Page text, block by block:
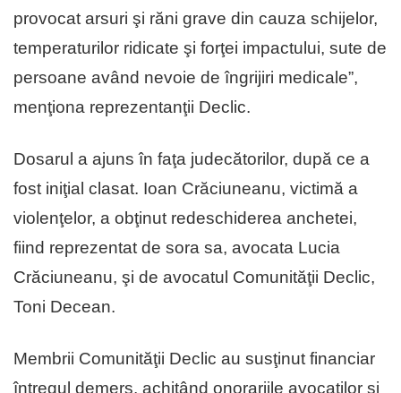
provocat arsuri şi răni grave din cauza schijelor,
temperaturilor ridicate şi forţei impactului, sute de
persoane având nevoie de îngrijiri medicale”,
menţiona reprezentanţii Declic.
Dosarul a ajuns în faţa judecătorilor, după ce a
fost iniţial clasat. Ioan Crăciuneanu, victimă a
violenţelor, a obţinut redeschiderea anchetei,
fiind reprezentat de sora sa, avocata Lucia
Crăciuneanu, şi de avocatul Comunităţii Declic,
Toni Decean.
Membrii Comunităţii Declic au susţinut financiar
întregul demers, achitând onorariile avocaţilor şi